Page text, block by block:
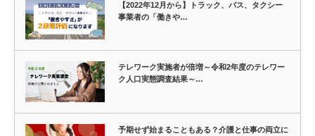
【2022年12月から】トラック、バス、タクシー
事業者の「働きや…
テレワーク実施者が倍増～令和2年度のテレワー
ク人口実態調査結果～…
予期せず始まることもある？介護と仕事の両立に